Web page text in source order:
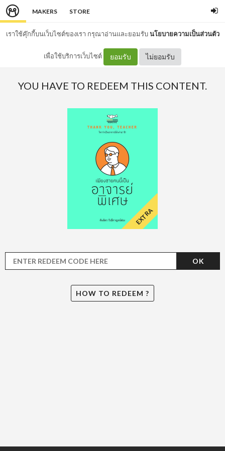
MAKERS STORE
เราใช้คุ๊กกี้บนเว็บไซต์ของเรา กรุณาอ่านและยอมรับนโยบายความเป็นส่วนตัว
เพื่อใช้บริการเว็บไซต์ ยอมรับ ไม่ยอมรับ
YOU HAVE TO REDEEM THIS CONTENT.
EXTRA
OK
HOW TO REDEEM ?